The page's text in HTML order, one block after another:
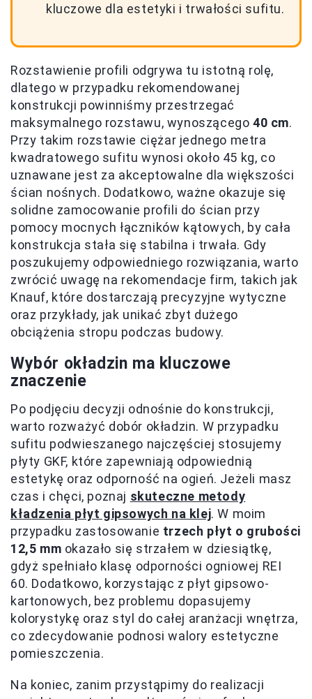
kluczowe dla estetyki i trwałości sufitu.
Rozstawienie profili odgrywa tu istotną rolę,
dlatego w przypadku rekomendowanej
konstrukcji powinniśmy przestrzegać
maksymalnego rozstawu, wynoszącego40 cm.
Przy takim rozstawie ciężar jednego metra
kwadratowego sufitu wynosi około 45 kg, co
uznawane jest za akceptowalne dla większości
ścian nośnych. Dodatkowo, ważne okazuje się
solidne zamocowanie profili do ścian przy
pomocy mocnych łączników kątowych, by cała
konstrukcja stała się stabilna i trwała. Gdy
poszukujemy odpowiedniego rozwiązania, warto
zwrócić uwagę na rekomendacje firm, takich jak
Knauf, które dostarczają precyzyjne wytyczne
oraz przykłady, jak unikać zbyt dużego
obciążenia stropu podczas budowy.
Wybór okładzin ma kluczowe
znaczenie
Po podjęciu decyzji odnośnie do konstrukcji,
warto rozważyć dobór okładzin. W przypadku
sufitu podwieszanego najczęściej stosujemy
płyty GKF, które zapewniają odpowiednią
estetykę oraz odporność na ogień. Jeżeli masz
czas i chęci, poznaj skuteczne metody
kładzenia płyt gipsowych na klej. W moim
przypadku zastosowanie trzech płyt o grubości
12,5 mm okazało się strzałem w dziesiątkę,
gdyż spełniało klasę odporności ogniowej REI
60. Dodatkowo, korzystając z płyt gipsowo-
kartonowych, bez problemu dopasujemy
kolorystykę oraz styl do całej aranżacji wnętrza,
co zdecydowanie podnosi walory estetyczne
pomieszczenia.
Na koniec, zanim przystąpimy do realizacji